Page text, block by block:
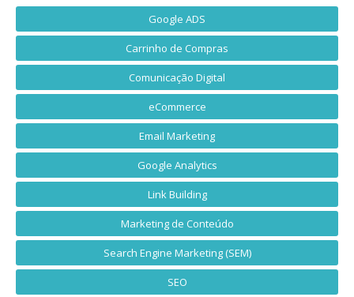
Google ADS
Carrinho de Compras
Comunicação Digital
eCommerce
Email Marketing
Google Analytics
Link Building
Marketing de Conteúdo
Search Engine Marketing (SEM)
SEO